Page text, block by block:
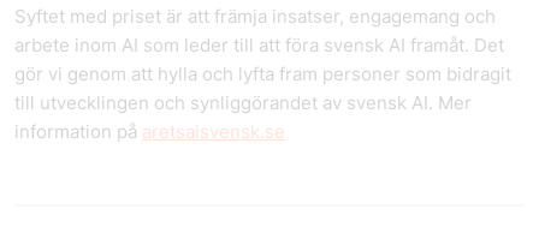
Syftet med priset är att främja insatser, engagemang och
arbete inom AI som leder till att föra svensk AI framåt. Det
gör vi genom att hylla och lyfta fram personer som bidragit
till utvecklingen och synliggörandet av svensk AI. Mer
information på aretsaisvensk.se